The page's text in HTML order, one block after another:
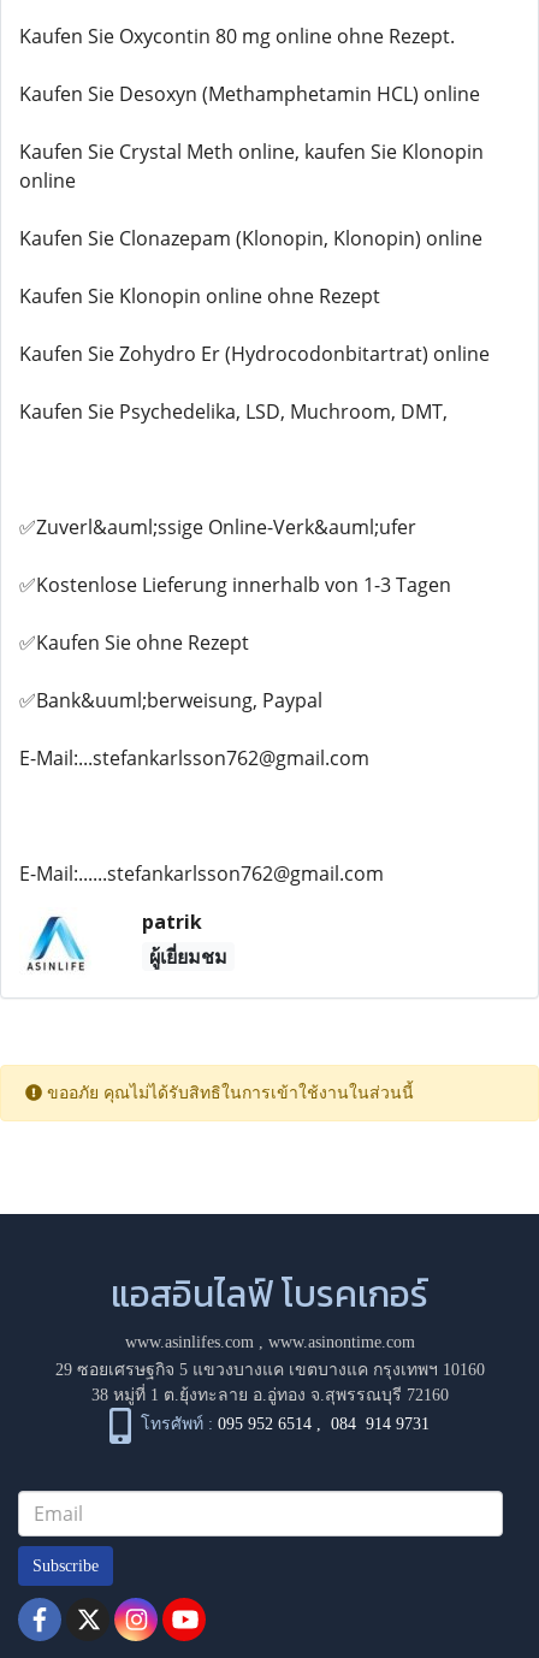
Kaufen Sie Oxycontin 80 mg online ohne Rezept.
Kaufen Sie Desoxyn (Methamphetamin HCL) online
Kaufen Sie Crystal Meth online, kaufen Sie Klonopin
online
Kaufen Sie Clonazepam (Klonopin, Klonopin) online
Kaufen Sie Klonopin online ohne Rezept
Kaufen Sie Zohydro Er (Hydrocodonbitartrat) online
Kaufen Sie Psychedelika, LSD, Muchroom, DMT,
✅Zuverl&auml;ssige Online-Verk&auml;ufer
✅Kostenlose Lieferung innerhalb von 1-3 Tagen
✅Kaufen Sie ohne Rezept
✅Bank&uuml;berweisung, Paypal
E-Mail:...stefankarlsson762@gmail.com
E-Mail:......stefankarlsson762@gmail.com
patrik
ผู้เยี่ยมชม
ขออภัย คุณไม่ได้รับสิทธิในการเข้าใช้งานในส่วนนี้
แอสอินไลฟ์ โบรคเกอร์
www.asinlifes.com, www.asinontime.com
29 ซอยเศรษฐกิจ 5 แขวงบางแค เขตบางแค กรุงเทพฯ 10160
38 หมู่ที่ 1 ต.ยุ้งทะลาย อ.อู่ทอง จ.สุพรรณบุรี 72160
โทรศัพท์ : 095 952 6514 ,084 914 9731
Subscribe